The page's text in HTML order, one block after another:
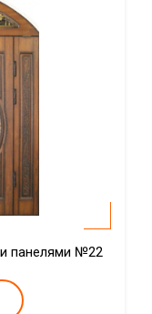
панелями №22